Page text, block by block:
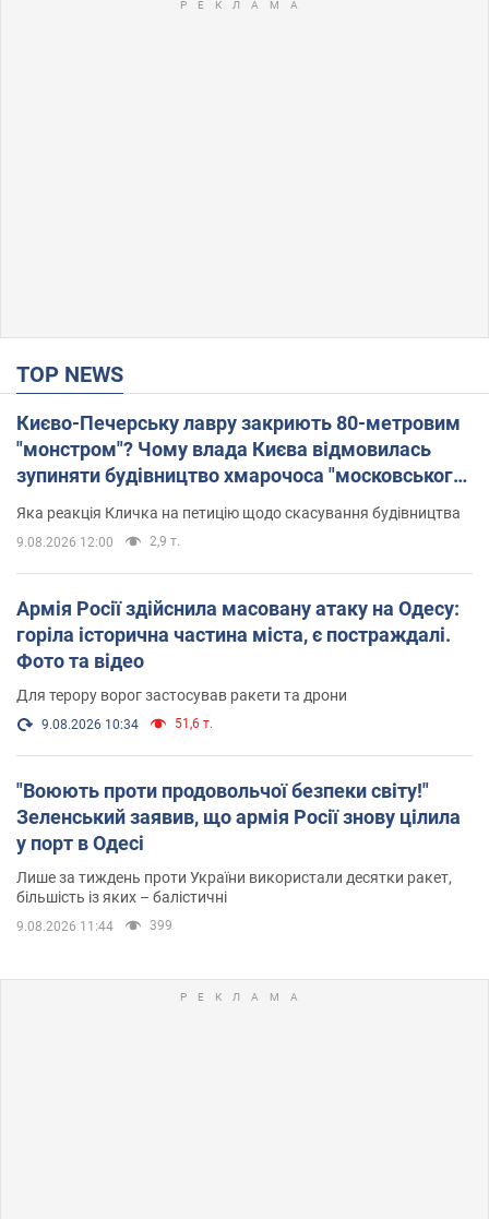
TOP NEWS
Києво-Печерську лавру закриють 80-метровим
"монстром"? Чому влада Києва відмовилась
зупиняти будівництво хмарочоса "московського
вірянина"
Яка реакція Кличка на петицію щодо скасування будівництва
9.08.2026 12:00 2,9 т.
Армія Росії здійснила масовану атаку на Одесу:
горіла історична частина міста, є постраждалі.
Фото та відео
Для терору ворог застосував ракети та дрони
9.08.2026 10:34 51,6 т.
"Воюють проти продовольчої безпеки світу!"
Зеленський заявив, що армія Росії знову цілила
у порт в Одесі
Лише за тиждень проти України використали десятки ракет,
більшість із яких – балістичні
9.08.2026 11:44 399